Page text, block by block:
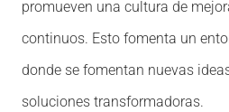
promueven una cultura de
continuos. Esto fomenta un
donde se fomentan nuevas
soluciones transformadoras.